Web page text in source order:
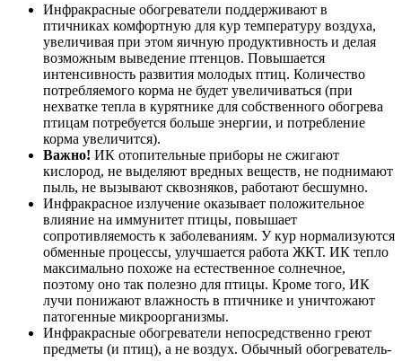
Инфракрасные обогреватели поддерживают в
птичниках комфортную для кур температуру воздуха,
увеличивая при этом яичную продуктивность и делая
возможным выведение птенцов. Повышается
интенсивность развития молодых птиц. Количество
потребляемого корма не будет увеличиваться (при
нехватке тепла в курятнике для собственного обогрева
птицам потребуется больше энергии, и потребление
корма увеличится).
Важно! ИК отопительные приборы не сжигают
кислород, не выделяют вредных веществ, не поднимают
пыль, не вызывают сквозняков, работают бесшумно.
Инфракрасное излучение оказывает положительное
влияние на иммунитет птицы, повышает
сопротивляемость к заболеваниям. У кур нормализуются
обменные процессы, улучшается работа ЖКТ. ИК тепло
максимально похоже на естественное солнечное,
поэтому оно так полезно для птицы. Кроме того, ИК
лучи понижают влажность в птичнике и уничтожают
патогенные микроорганизмы.
Инфракрасные обогреватели непосредственно греют
предметы (и птиц), а не воздух. Обычный обогреватель-